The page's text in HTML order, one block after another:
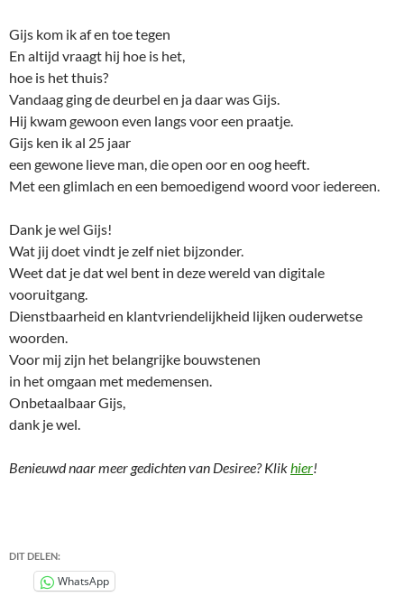
Gijs kom ik af en toe tegen
En altijd vraagt hij hoe is het,
hoe is het thuis?
Vandaag ging de deurbel en ja daar was Gijs.
Hij kwam gewoon even langs voor een praatje.
Gijs ken ik al 25 jaar
een gewone lieve man, die open oor en oog heeft.
Met een glimlach en een bemoedigend woord voor iedereen.
Dank je wel Gijs!
Wat jij doet vindt je zelf niet bijzonder.
Weet dat je dat wel bent in deze wereld van digitale
vooruitgang.
Dienstbaarheid en klantvriendelijkheid lijken ouderwetse
woorden.
Voor mij zijn het belangrijke bouwstenen
in het omgaan met medemensen.
Onbetaalbaar Gijs,
dank je wel.
Benieuwd naar meer gedichten van Desiree? Klikhier!
DIT DELEN:
WhatsApp